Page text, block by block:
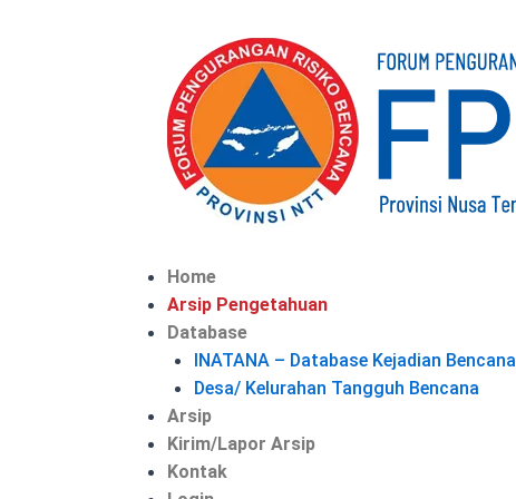
Home
Arsip Pengetahuan
Database
INATANA – Database Kejadian Bencana
Desa/ Kelurahan Tangguh Bencana
Arsip
Kirim/Lapor Arsip
Kontak
Menu